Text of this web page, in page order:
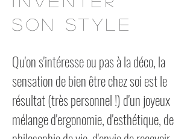
SON STYLE
Qu'on s'intéresse ou pas à la déco, la
sensation de bien être chez soi est le
résultat (très personnel !) d'un joyeux
mélange d'ergonomie, d'esthétique,de